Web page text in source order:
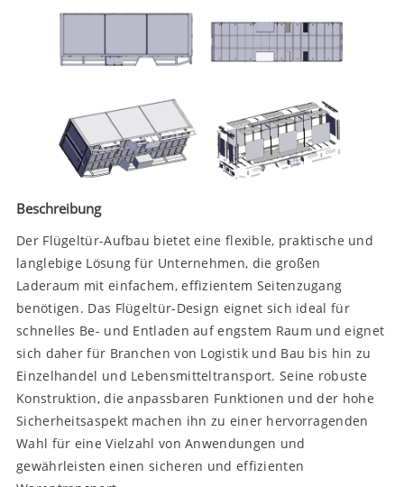
Beschreibung
Der Flügeltür-Aufbau bietet eine flexible, praktische und
langlebige Lösung für Unternehmen, die großen
Laderaum mit einfachem, effizientem Seitenzugang
benötigen. Das Flügeltür-Design eignet sich ideal für
schnelles Be- und Entladen auf engstem Raum und eignet
sich daher für Branchen von Logistik und Bau bis hin zu
Einzelhandel und Lebensmitteltransport. Seine robuste
Konstruktion, die anpassbaren Funktionen und der hohe
Sicherheitsaspekt machen ihn zu einer hervorragenden
Wahl für eine Vielzahl von Anwendungen und
gewährleisten einen sicheren und effizienten